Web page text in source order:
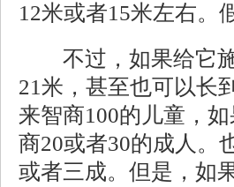
12米或者15米左右。
不过，如果给它施
21米，甚至也可以长
来智商100的儿童，
商20或者30的成人。
或者三成。但是，如